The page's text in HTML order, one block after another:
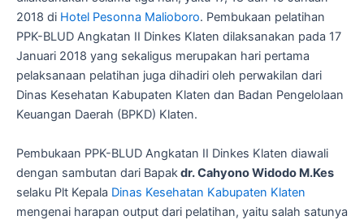
2018 di Hotel Pesonna Malioboro. Pembukaan pelatihan
PPK-BLUD Angkatan II Dinkes Klaten dilaksanakan pada 17
Januari 2018 yang sekaligus merupakan hari pertama
pelaksanaan pelatihan juga dihadiri oleh perwakilan dari
Dinas Kesehatan Kabupaten Klaten dan Badan Pengelolaan
Keuangan Daerah (BPKD) Klaten.
Pembukaan PPK-BLUD Angkatan II Dinkes Klaten diawali
dengan sambutan dari Bapakdr. Cahyono Widodo M.Kes
selaku Plt Kepala Dinas Kesehatan Kabupaten Klaten
mengenai harapan output dari pelatihan, yaitu salah satunya